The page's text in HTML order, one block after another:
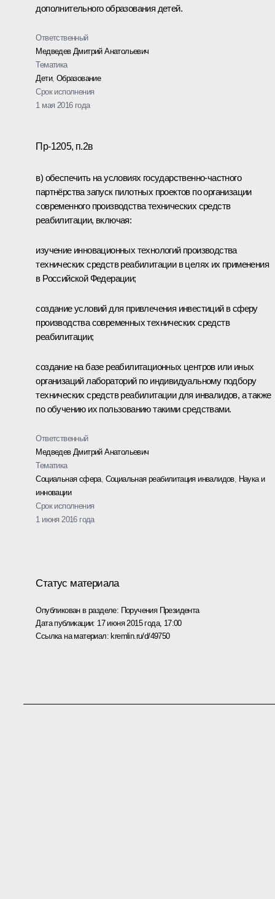
дополнительного образования детей.
Ответственный
Медведев Дмитрий Анатольевич
Тематика
Дети, Образование
Срок исполнения
1 мая 2016 года
Пр-1205, п.2в
в) обеспечить на условиях государственно-частного
партнёрства запуск пилотных проектов по организации
современного производства технических средств
реабилитации, включая:
изучение инновационных технологий производства
технических средств реабилитации в целях их применения
в Российской Федерации;
создание условий для привлечения инвестиций в сферу
производства современных технических средств
реабилитации;
создание на базе реабилитационных центров или иных
организаций лабораторий по индивидуальному подбору
технических средств реабилитации для инвалидов, а также
по обучению их пользованию такими средствами.
Ответственный
Медведев Дмитрий Анатольевич
Тематика
Социальная сфера, Социальная реабилитация инвалидов, Наука и
инновации
Срок исполнения
1 июня 2016 года
Статус материала
Опубликован в разделе: Поручения Президента
Дата публикации: 17 июня 2015 года, 17:00
Ссылка на материал: kremlin.ru/d/49750